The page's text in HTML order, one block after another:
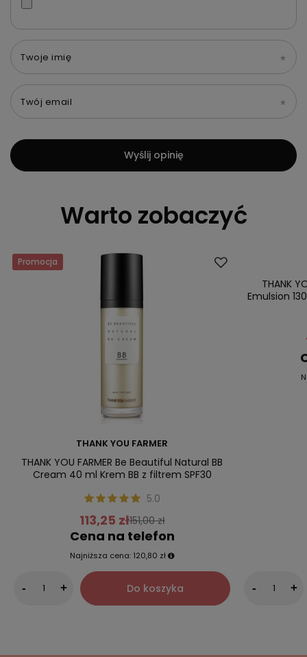
Twoje imię
Twój email
Wyślij opinię
Warto zobaczyć
Promocja
THANK YOU FARMER
THANK YOU FARMER Be Beautiful Natural BB
Cream 40 ml Krem BB z filtrem SPF30
5.0
113,25 zł151,00 zł
Cena na telefon
Najniższa cena: 120,80 zł
- + Do koszyka
THANK
Emulsion
- +